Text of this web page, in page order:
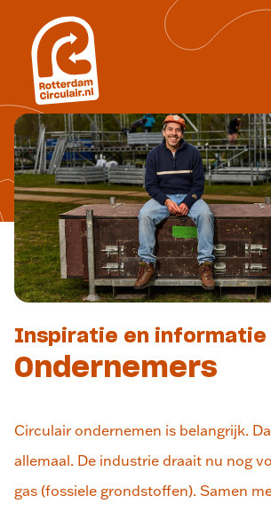
hoofdinhoud
Inspiratie en informatie
Ondernemers
Circulair ondernemen is belangrijk.
allemaal. De industrie draait nu nog
gas (fossiele grondstoffen). Samen